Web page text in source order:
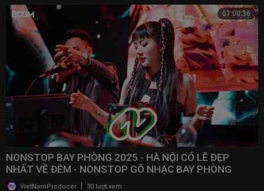
01:00:36
NONSTOP BAY PHÒNG 2025 - HÀ NỘI CÓ LẼ ĐẸP
NHẤT VỀ ĐÊM - NONSTOP GÕ NHẠC BAY PHÒNG
BASS CỰC MẠNH 2025
VietNamProducer 30 lượt xem